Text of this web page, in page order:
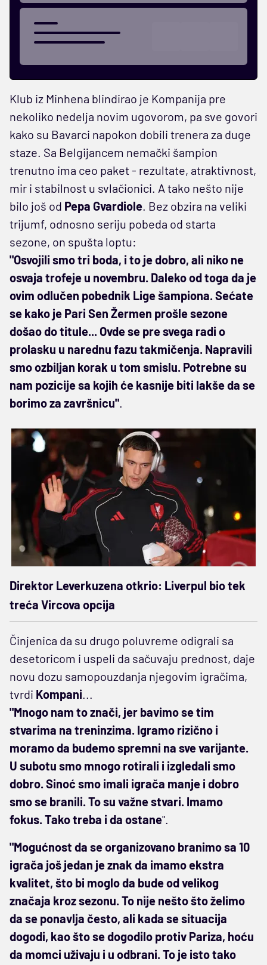
Klub iz Minhena blindirao je Kompanija pre
nekoliko nedelja novim ugovorom, pa sve govori
kako su Bavarci napokon dobili trenera za duge
staze. Sa Belgijancem nemački šampion
trenutno ima ceo paket - rezultate, atraktivnost,
mir i stabilnost u svlačionici. A tako nešto nije
bilo još od Pepa Gvardiole. Bez obzira na veliki
trijumf, odnosno seriju pobeda od starta
sezone, on spušta loptu:
"Osvojili smo tri boda, i to je dobro, ali niko ne
osvaja trofeje u novembru. Daleko od toga da je
ovim odlučen pobednik Lige šampiona. Sećate
se kako je Pari Sen Žermen prošle sezone
došao do titule... Ovde se pre svega radi o
prolasku u narednu fazu takmičenja. Napravili
smo ozbiljan korak u tom smislu. Potrebne su
nam pozicije sa kojih će kasnije biti lakše da se
borimo za završnicu".
Direktor Leverkuzena otkrio: Liverpul bio tek
treća Vircova opcija
Činjenica da su drugo poluvreme odigrali sa
desetoricom i uspeli da sačuvaju prednost, daje
novu dozu samopouzdanja njegovim igračima,
tvrdi Kompani...
"Mnogo nam to znači, jer bavimo se tim
stvarima na treninzima. Igramo rizično i
moramo da budemo spremni na sve varijante.
U subotu smo mnogo rotirali i izgledali smo
dobro. Sinoć smo imali igrača manje i dobro
smo se branili. To su važne stvari. Imamo
fokus. Tako treba i da ostane".
"Mogućnost da se organizovano branimo sa 10
igrača još jedan je znak da imamo ekstra
kvalitet, što bi moglo da bude od velikog
značaja kroz sezonu. To nije nešto što želimo
da se ponavlja često, ali kada se situacija
dogodi, kao što se dogodilo protiv Pariza, hoću
da momci uživaju i u odbrani. To je isto tako